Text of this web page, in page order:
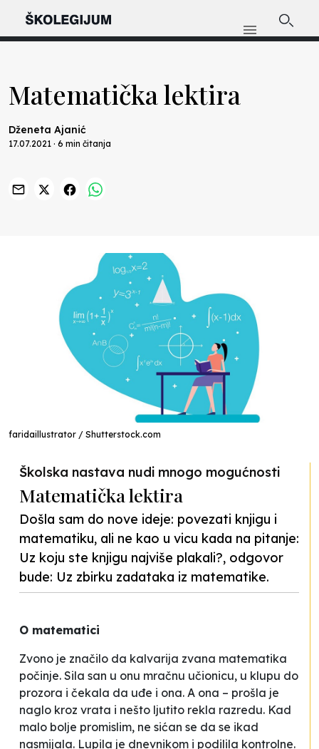
Matematička lektira
Dženeta Ajanić
17.07.2021 · 6 min čitanja
faridaillustrator / Shutterstock.com
Školska nastava nudi mnogo mogućnosti
Matematička lektira
Došla sam do nove ideje: povezati knjigu i
matematiku, ali ne kao u vicu kada na pitanje:
Uz koju ste knjigu najviše plakali?, odgovor
bude: Uz zbirku zadataka iz matematike.
O matematici
Zvono je značilo da kalvarija zvana matematika
počinje. Sila san u onu mračnu učionicu, u klupu do
prozora i čekala da uđe i ona. A ona – prošla je
naglo kroz vrata i nešto ljutito rekla razredu. Kad
malo bolje promislim, ne sićan se da se ikad
nasmijala. Lupila je dnevnikom i podilila kontrolne.